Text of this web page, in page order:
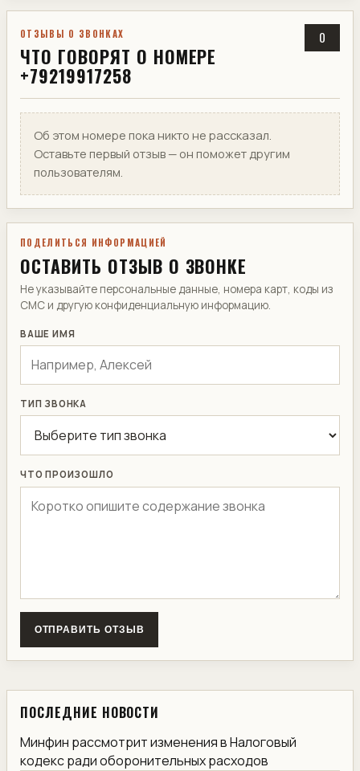
ОТЗЫВЫ О ЗВОНКАХ
ЧТО ГОВОРЯТ О НОМЕРЕ
+79219917258
0
Об этом номере пока никто не рассказал.
Оставьте первый отзыв — он поможет другим
пользователям.
ПОДЕЛИТЬСЯ ИНФОРМАЦИЕЙ
ОСТАВИТЬ ОТЗЫВ О ЗВОНКЕ
Не указывайте персональные данные, номера карт, коды из
СМС и другую конфиденциальную информацию.
ВАШЕ ИМЯ
ТИП ЗВОНКА
ЧТО ПРОИЗОШЛО
ОТПРАВИТЬ ОТЗЫВ
ПОСЛЕДНИЕ НОВОСТИ
Минфин рассмотрит изменения в Налоговый
кодекс ради оборонительных расходов